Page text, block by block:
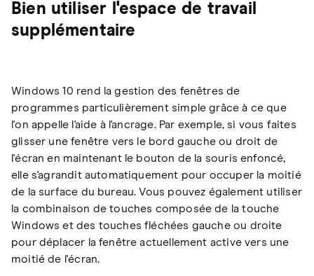
Bien utiliser l'espace de travail
supplémentaire
Windows 10 rend la gestion des fenêtres de
programmes particulièrement simple grâce à ce que
l'on appelle l'aide à l'ancrage. Par exemple, si vous faites
glisser une fenêtre vers le bord gauche ou droit de
l'écran en maintenant le bouton de la souris enfoncé,
elle s'agrandit automatiquement pour occuper la moitié
de la surface du bureau. Vous pouvez également utiliser
la combinaison de touches composée de la touche
Windows et des touches fléchées gauche ou droite
pour déplacer la fenêtre actuellement active vers une
moitié de l'écran.